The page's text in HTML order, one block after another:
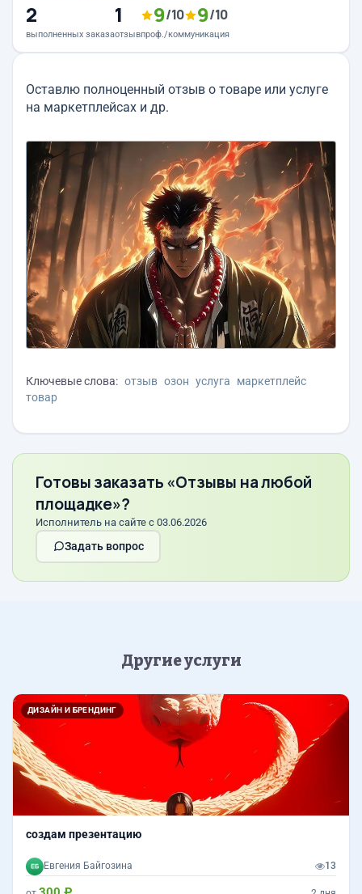
Оставлю полноценный отзыв о товаре или услуге
на маркетплейсах и др.
Ключевые слова: отзыв озон услуга
маркетплейс
товар
Готовы заказать «Отзывы на любой
площадке»?
Исполнитель на сайте с 03.06.2026
Задать вопрос
2
выполненных заказа
1
отзыв
9/10 9/10
проф./коммуникация
Другие услуги
ДИЗАЙН И БРЕНДИНГ
создам презентацию
Евгения Байгозина 13